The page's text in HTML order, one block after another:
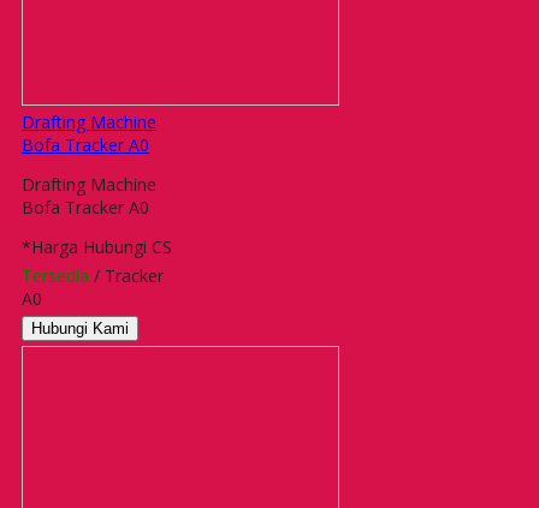
Drafting Machine
Bofa Tracker A0
Drafting Machine
Bofa Tracker A0
*Harga Hubungi CS
Tersedia / Tracker
A0
Hubungi Kami